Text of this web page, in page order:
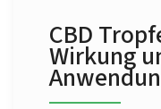
CBD
Wirkung